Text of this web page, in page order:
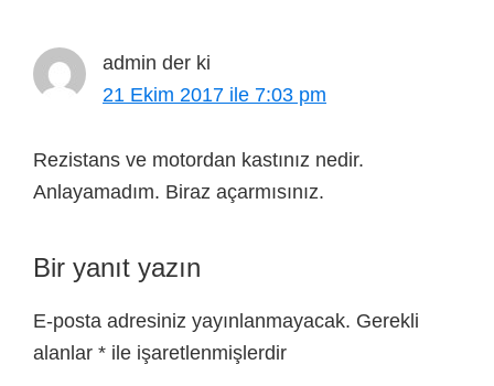
admin der ki
21 Ekim 2017 ile 7:03 pm
Rezistans ve motordan kastınız nedir.
Anlayamadım. Biraz açarmısınız.
Bir yanıt yazın
E-posta adresiniz yayınlanmayacak. Gerekli
alanlar * ile işaretlenmişlerdir